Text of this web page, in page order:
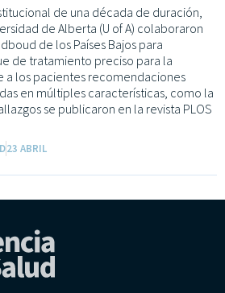
de una década de duración,
de Alberta (U of A) colaboraron
de los Países Bajos para
de tratamiento preciso para la
a los pacientes recomendaciones
en múltiples características, como la
se publicaron en la revista PLOS
23 ABRIL